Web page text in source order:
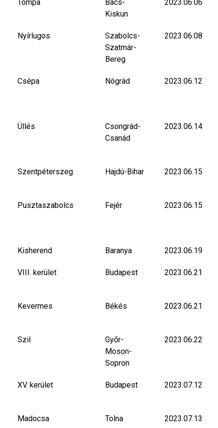
Tompa
Bács-
Kiskun
2023.06.06
Nyírlugos
Szabolcs-
Szatmár-
Bereg
2023.06.08
Csépa Nógrád 2023.06.12
Üllés
Csongrád-
Csanád
2023.06.14
Szentpéterszeg Hajdú-Bihar 2023.06.15
Pusztaszabolcs Fejér 2023.06.15
Kisherend Baranya 2023.06.19
VIII. kerület Budapest 2023.06.21
Kevermes Békés 2023.06.21
Szil
Győr-
Moson-
Sopron
2023.06.22
XV. kerület Budapest 2023.07.12
Madocsa Tolna 2023.07.13